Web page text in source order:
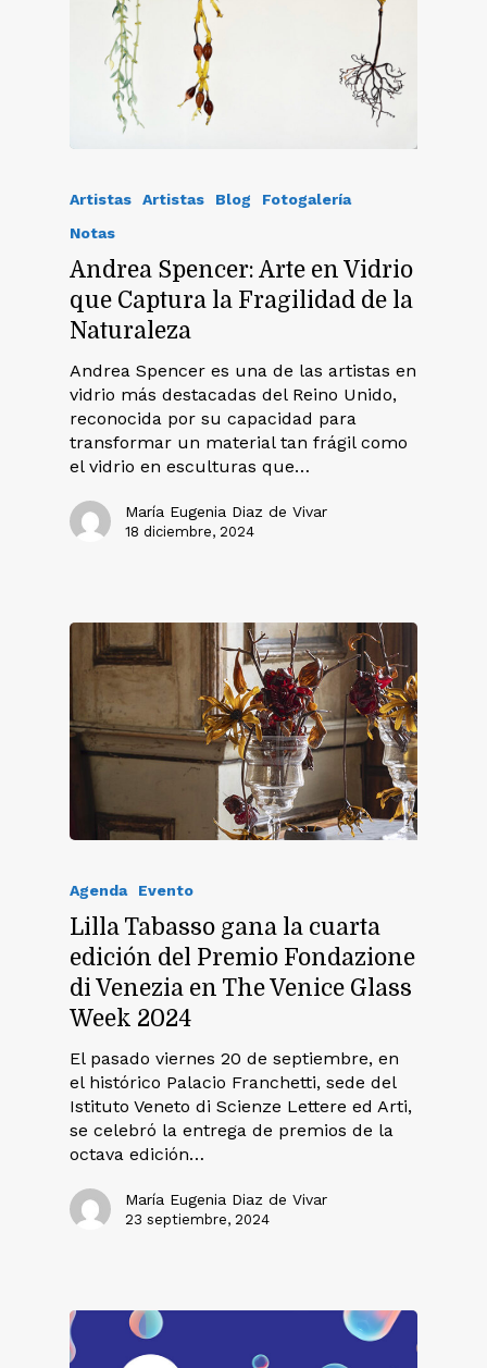
Artistas Artistas Blog
Fotogalería
Notas
Andrea Spencer: Arte en Vidrio
que Captura la Fragilidad de la
Naturaleza
Andrea Spencer es una de las artistas en
vidrio más destacadas del Reino Unido,
reconocida por su capacidad para
transformar un material tan frágil como
el vidrio en esculturas que…
María Eugenia Diaz de Vivar
18 diciembre, 2024
Agenda Evento
Lilla Tabasso gana la cuarta
edición del Premio Fondazione
di Venezia en The Venice Glass
Week 2024
El pasado viernes 20 de septiembre, en
el histórico Palacio Franchetti, sede del
Istituto Veneto di Scienze Lettere ed Arti,
se celebró la entrega de premios de la
octava edición…
María Eugenia Diaz de Vivar
23 septiembre, 2024